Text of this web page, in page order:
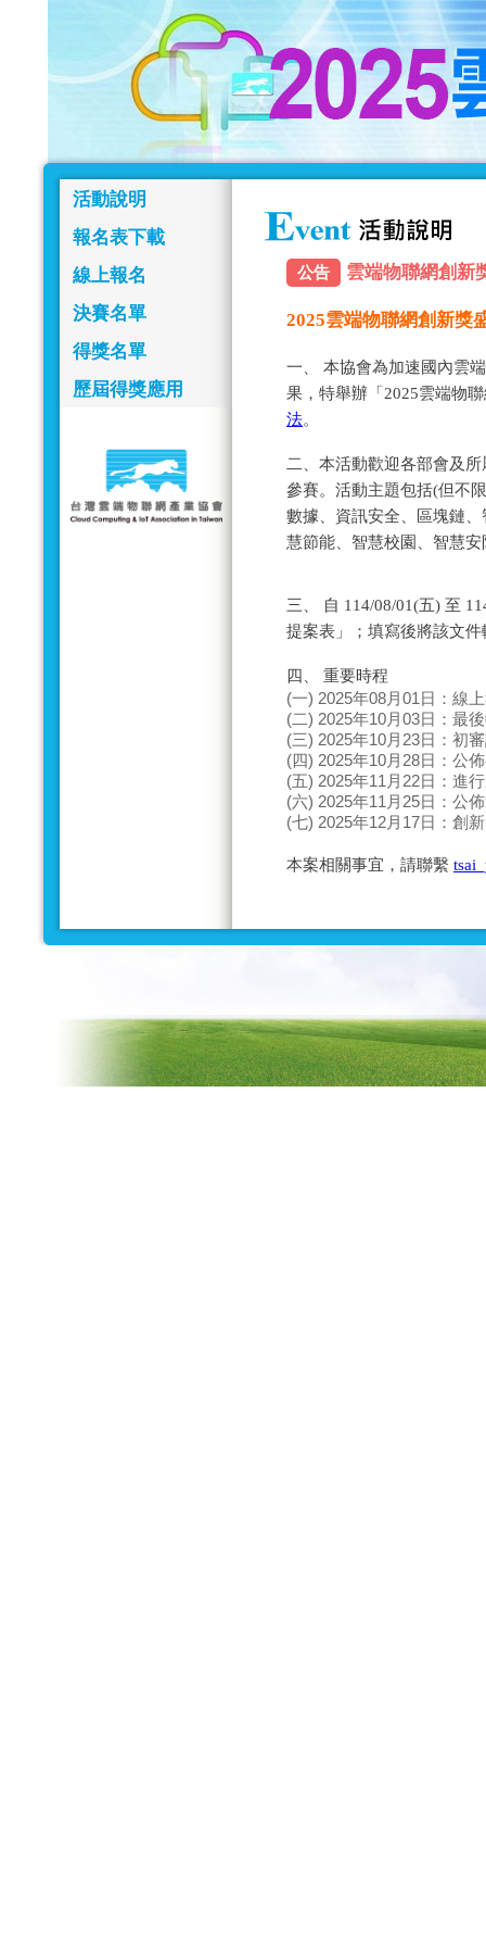
活動說明
報名表下載
線上報名
決賽名單
得獎名單
歷屆得獎應用
公告 雲端物聯網創新
2025雲端物聯網創新獎
一、 本協會為加速國內雲
果，特舉辦「2025雲端物
法。
二、本活動歡迎各部會及
參賽。活動主題包括(但不
數據、資訊安全、區塊鏈
慧節能、智慧校園、智慧
三、 自 114/08/01(五) 至
提案表」；填寫後將該文
四、 重要時程
(一) 2025年08月01日：線
(二) 2025年10月03日：最
(三) 2025年10月23日：初
(四) 2025年10月28日：公
(五) 2025年11月22日：進
(六) 2025年11月25日：公
(七) 2025年12月17日：創
本案相關事宜，請聯繫